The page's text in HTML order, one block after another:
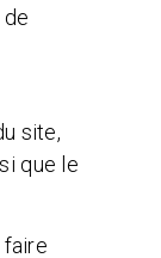
site,
que le